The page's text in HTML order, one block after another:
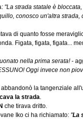
"La strada statale è
conosco un'altra strada,
di quanto fosse
Figata, figata, figata...
nella prima serata!-
Oggi invece non
la tangenziale
la strada.
che tirava dritto.
Iko ci ha richiamato: "La